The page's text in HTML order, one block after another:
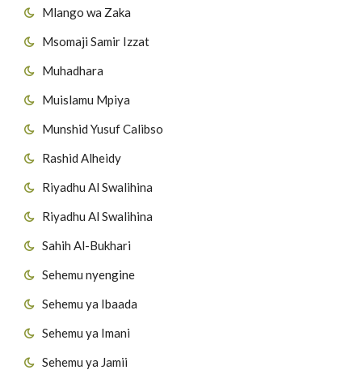
Mlango wa Zaka
Msomaji Samir Izzat
Muhadhara
Muislamu Mpiya
Munshid Yusuf Calibso
Rashid Alheidy
Riyadhu Al Swalihina
Riyadhu Al Swalihina
Sahih Al-Bukhari
Sehemu nyengine
Sehemu ya Ibaada
Sehemu ya Imani
Sehemu ya Jamii